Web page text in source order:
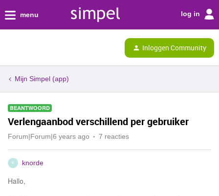
menu log in
Inloggen Community
Mijn Simpel (app)
BEANTWOORD
Verlengaanbod verschillend per gebruiker
Forum|Forum|6 years ago 7 reacties
K knorde
Hallo,